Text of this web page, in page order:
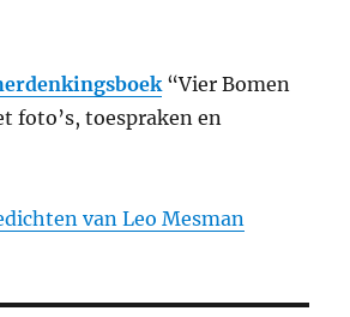
“Vier Bomen
foto’s, toespraken en
van Leo Mesman